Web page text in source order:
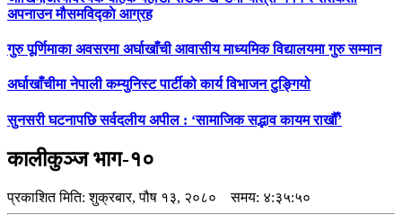
अपनाउन मौसमविद्काे आग्रह
गुरु पूर्णिमाका अवसरमा अर्घाखाँची आवासीय माध्यमिक विद्यालयमा गुरु सम्मान
अर्घाखाँचीमा नेपाली कम्युनिस्ट पार्टीको कार्य विभाजन टुङ्गियो
सुनसरी घटनापछि सर्वदलीय अपील : ‘सामाजिक सद्भाव कायम राखौँ’
कालीकुञ्ज भाग-१०
प्रकाशित मिति:शुक्रबार, पौष १३, २०८० समय: ४:३५:५०